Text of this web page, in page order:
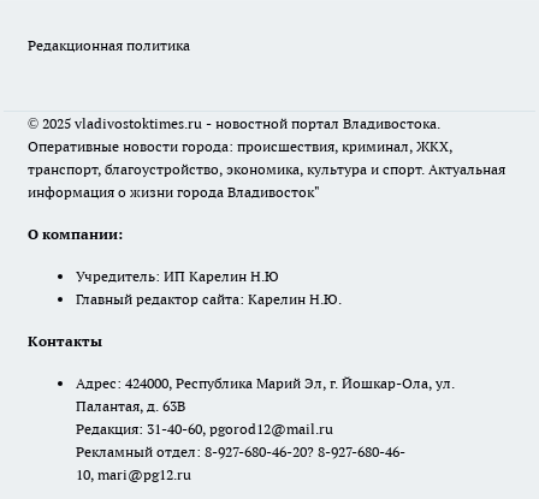
Редакционная политика
© 2025 vladivostoktimes.ru - новостной портал Владивостока.
Оперативные новости города: происшествия, криминал, ЖКХ,
транспорт, благоустройство, экономика, культура и спорт. Актуальная
информация о жизни города Владивосток"
О компании:
Учредитель: ИП Карелин Н.Ю
Главный редактор сайта: Карелин Н.Ю.
Контакты
Адрес: 424000, Республика Марий Эл, г. Йошкар-Ола, ул.
Палантая, д. 63В
Редакция: 31-40-60, pgorod12@mail.ru
Рекламный отдел: 8-927-680-46-20? 8-927-680-46-
10, mari@pg12.ru